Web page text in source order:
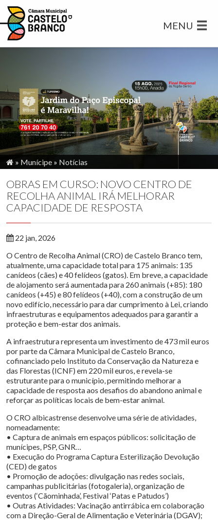
MENU
» Munícipe » Notícias
OBRAS EM CURSO: NOVO CENTRO DE
RECOLHA ANIMAL IRÁ MELHORAR
CAPACIDADE DE RESPOSTA
22 jan, 2026
O Centro de Recolha Animal (CRO) de Castelo Branco tem,
atualmente, uma capacidade total para 175 animais: 135
canídeos (cães) e 40 felídeos (gatos). Em breve, a capacidade
de alojamento será aumentada para 260 animais (+85): 180
canídeos (+45) e 80 felídeos (+40), com a construção de um
novo edifício, necessário para dar cumprimento à Lei, criando
infraestruturas e equipamentos adequados para garantir a
proteção e bem-estar dos animais.
A infraestrutura representa um investimento de 473 mil euros
por parte da Câmara Municipal de Castelo Branco,
cofinanciado pelo Instituto da Conservação da Natureza e
das Florestas (ICNF) em 220 mil euros, e revela-se
estruturante para o município, permitindo melhorar a
capacidade de resposta aos desafios do abandono animal e
reforçar as políticas locais de bem-estar animal.
O CRO albicastrense desenvolve uma série de atividades,
nomeadamente:
• Captura de animais em espaços públicos: solicitação de
munícipes, PSP, GNR…
• Execução do Programa Captura Esterilização Devolução
(CED) de gatos
• Promoção de adoções: divulgação nas redes sociais,
campanhas publicitárias (fotogaleria), organização de
eventos (‘Cãominhada’, Festival ‘Patas e Patudos’)
• Outras Atividades: Vacinação antirrábica em colaboração
com a Direção-Geral de Alimentação e Veterinária (DGAV);